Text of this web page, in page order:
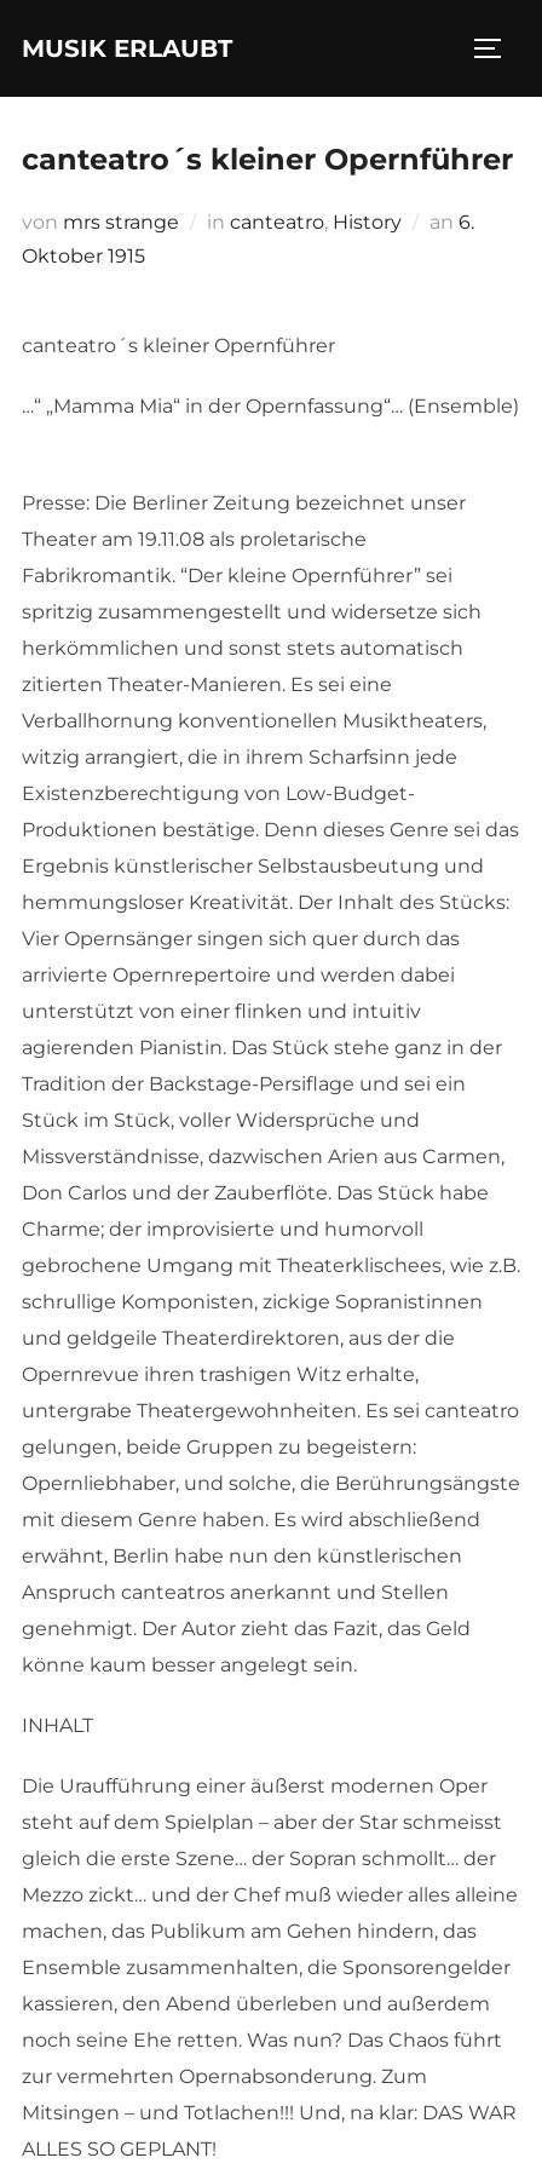
Inhalt
MUSIK ERLAUBT
canteatro´s kleiner Opernführer
von mrs strange in canteatro, History an 6.
Oktober 1915
canteatro´s kleiner Opernführer
…“ „Mamma Mia“ in der Opernfassung“… (Ensemble)
Presse: Die Berliner Zeitung bezeichnet unser
Theater am 19.11.08 als proletarische
Fabrikromantik. “Der kleine Opernführer” sei
spritzig zusammengestellt und widersetze sich
herkömmlichen und sonst stets automatisch
zitierten Theater-Manieren. Es sei eine
Verballhornung konventionellen Musiktheaters,
witzig arrangiert, die in ihrem Scharfsinn jede
Existenzberechtigung von Low-Budget-
Produktionen bestätige. Denn dieses Genre sei das
Ergebnis künstlerischer Selbstausbeutung und
hemmungsloser Kreativität. Der Inhalt des Stücks:
Vier Opernsänger singen sich quer durch das
arrivierte Opernrepertoire und werden dabei
unterstützt von einer flinken und intuitiv
agierenden Pianistin. Das Stück stehe ganz in der
Tradition der Backstage-Persiflage und sei ein
Stück im Stück, voller Widersprüche und
Missverständnisse, dazwischen Arien aus Carmen,
Don Carlos und der Zauberflöte. Das Stück habe
Charme; der improvisierte und humorvoll
gebrochene Umgang mit Theaterklischees, wie z.B.
schrullige Komponisten, zickige Sopranistinnen
und geldgeile Theaterdirektoren, aus der die
Opernrevue ihren trashigen Witz erhalte,
untergrabe Theatergewohnheiten. Es sei canteatro
gelungen, beide Gruppen zu begeistern:
Opernliebhaber, und solche, die Berührungsängste
mit diesem Genre haben. Es wird abschließend
erwähnt, Berlin habe nun den künstlerischen
Anspruch canteatros anerkannt und Stellen
genehmigt. Der Autor zieht das Fazit, das Geld
könne kaum besser angelegt sein.
INHALT
Die Uraufführung einer äußerst modernen Oper
steht auf dem Spielplan – aber der Star schmeisst
gleich die erste Szene… der Sopran schmollt… der
Mezzo zickt… und der Chef muß wieder alles alleine
machen, das Publikum am Gehen hindern, das
Ensemble zusammenhalten, die Sponsorengelder
kassieren, den Abend überleben und außerdem
noch seine Ehe retten. Was nun? Das Chaos führt
zur vermehrten Opernabsonderung. Zum
Mitsingen – und Totlachen!!! Und, na klar: DAS WAR
ALLES SO GEPLANT!